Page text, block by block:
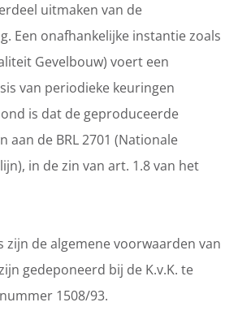
uitmaken van de
Een onafhankelijke instantie zoals
Gevelbouw) voert een
van periodieke keuringen
is dat de geproduceerde
aan de BRL 2701 (Nationale
in de zin van art. 1.8 van het
zijn de algemene voorwaarden van
gedeponeerd bij de K.v.K. te
1508/93.